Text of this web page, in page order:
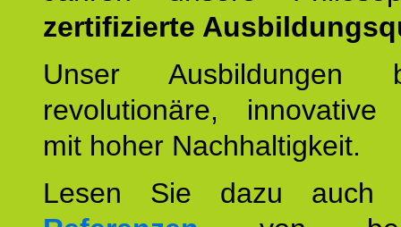
zertifizierte
Unser Ausbildungen
revolutionäre, innovative
mit hoher Nachhaltigkeit.
Lesen Sie dazu